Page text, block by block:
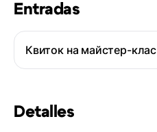
Entradas
Квиток на майстер-клас
Detalles